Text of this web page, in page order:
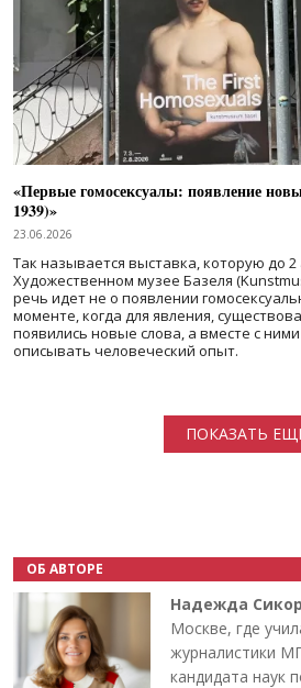
«Первые гомосексуалы: появление
1939)»
23.06.2026
Так называется выставка, которую до
Художественном музее Базеля
речь идет не о появлении
моменте, когда для явления,
появились новые слова, а вместе с
описывать человеческий опыт.
ПОКАЗАТЬ
ОБ АВТОРЕ
Надежда
Москве, где
журналистики
кандидата наук